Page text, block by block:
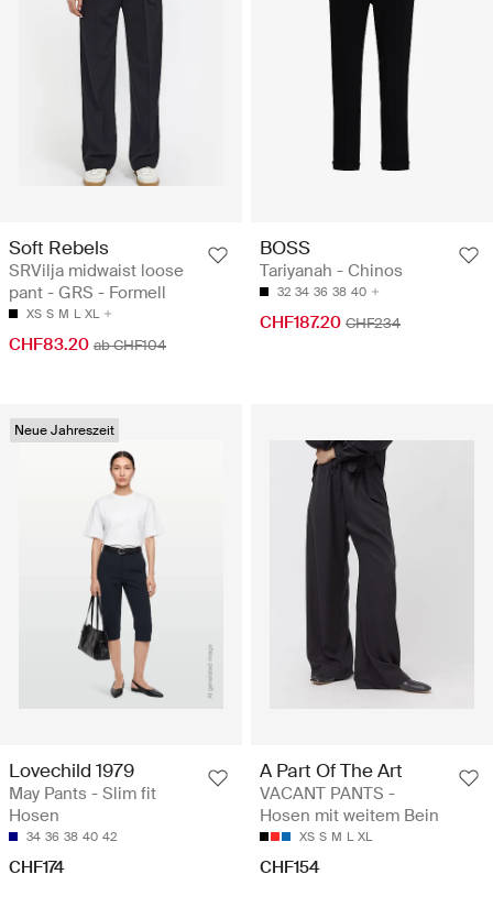
Soft Rebels
SRVilja midwaist loose
pant - GRS - Formell
XS S M L XL
CHF83.20 ab CHF104
BOSS
Tariyanah - Chinos
32 34 36 38 40
CHF187.20 CHF234
Neue Jahreszeit
Lovechild 1979
May Pants - Slim fit
Hosen
34 36 38 40 42
CHF174
A Part Of The Art
VACANT PANTS -
Hosen mit weitem Bein
XS S M L XL
CHF154